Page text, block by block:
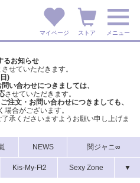
マイページ ストア メニュー
るお知らせ
せていただきます。
)
い合わせにつきましては、
させていただきます。
注文・ お問い合わせにつきましても、
場合がございます。
承くださいますようお願い申し上げま
NEWS 関ジャニ∞
Kis-My-Ft2 Sexy Zone ▼